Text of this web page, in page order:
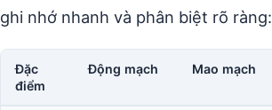
ghi nhớ nhanh và phân biệt rõ ràng:
Đặc
điểm
Động mạch Mao mạch